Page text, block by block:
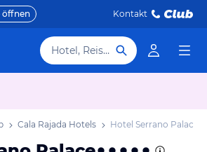
öffnen Kontakt
Hotel, Reiseziel
Cala Rajada Hotels Hotel Serrano Palace